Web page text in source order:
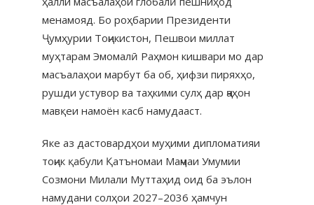
менамояд. Бо роҳбарии Президенти
Ҷумҳурии Тоҷикистон, Пешвои миллат
муҳтарам Эмомалӣ Раҳмон кишвари мо дар
масъалаҳои марбут ба об, ҳифзи пиряхҳо,
рушди устувор ва таҳкими сулҳ дар ҷаҳон
мавқеи намоён касб намудааст.
Яке аз дастовардҳои муҳими дипломатияи
тоҷик қабули Қатъномаи Маҷмаи Умумии
Созмони Милали Муттаҳид оид ба эълон
намудани солҳои 2027–2036 ҳамчун